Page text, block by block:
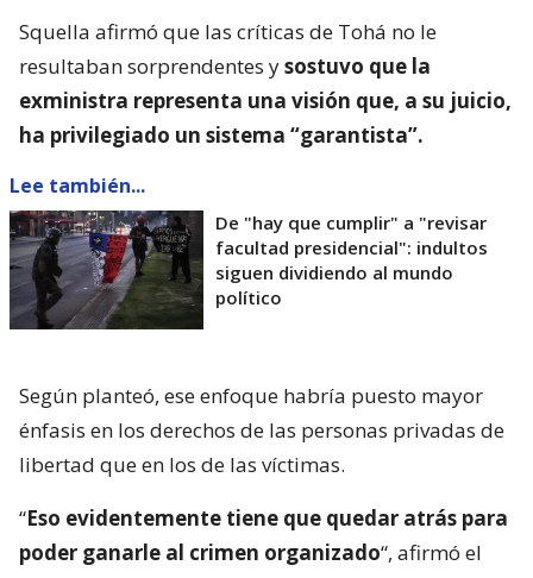
Squella afirmó que las críticas de Tohá no le
resultaban sorprendentes ysostuvo que la
exministra representa una visión que, a su juicio,
ha privilegiado un sistema “garantista”.
Lee también...
De "hay que cumplir" a "revisar
facultad presidencial": indultos
siguen dividiendo al mundo
político
Según planteó, ese enfoque habría puesto mayor
énfasis en los derechos de las personas privadas de
libertad que en los de las víctimas.
“Eso evidentemente tiene que quedar atrás para
poder ganarle al crimen organizado“, afirmó el